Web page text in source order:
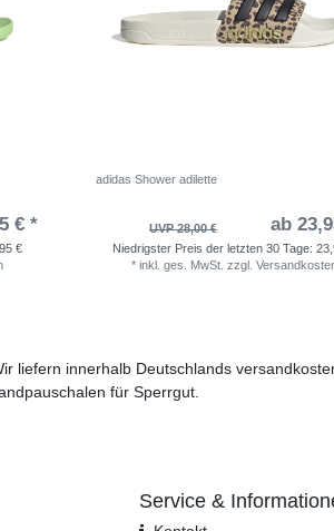
€ *
€
adidas Shower adilette
UVP 28,00 € ab
Niedrigster Preis der letzten 30 Tage:
* inkl. ges. MwSt. zzgl.
liefern innerhalb Deutschlands
für Sperrgut.
Service &